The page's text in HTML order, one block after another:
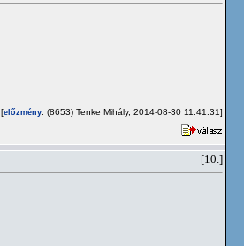
[előzmény: (8653) Tenke Mihály, 2014-08-30 11:41:31]
[10.]